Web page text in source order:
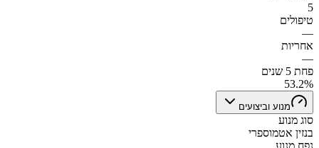
5
טיפולים
—
אחריות
—
פחת 5 שנים
53.2%
מנוע וביצועים
סוג מנוע
בנזין אטמוספרי
נפח מנוע